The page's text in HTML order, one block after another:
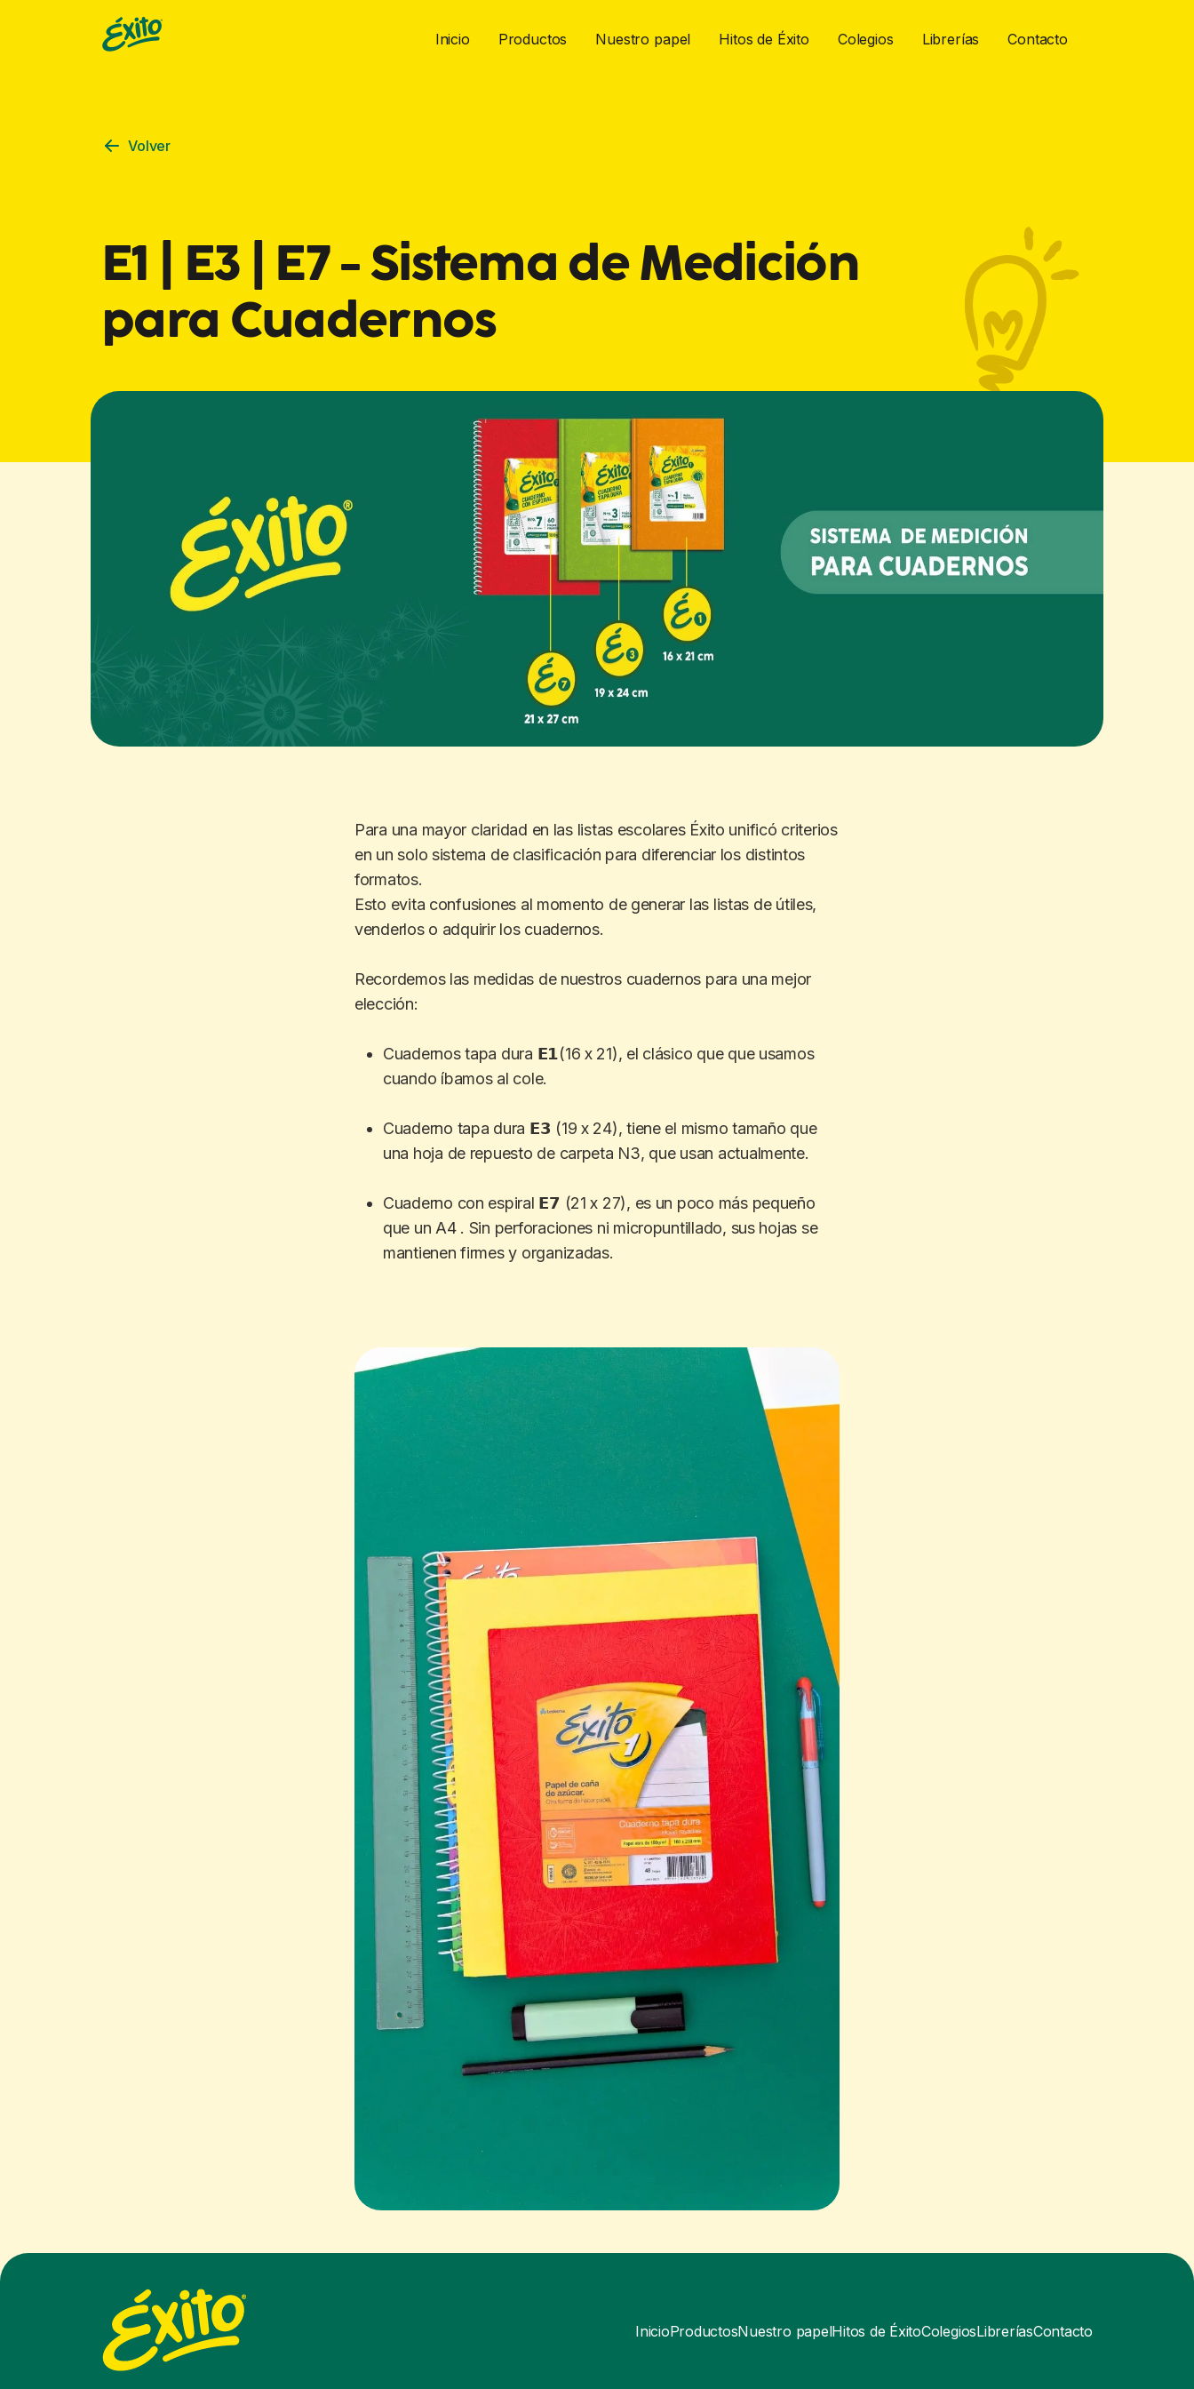
Inicio Productos Nuestro papel Hitos de Éxito Colegios Librerías Contacto
Volver
E1 | E3 | E7 - Sistema de Medición
para Cuadernos
Para una mayor claridad en las listas escolares Éxito unificó criterios
en un solo sistema de clasificación para diferenciar los distintos
formatos.
Esto evita confusiones al momento de generar las listas de útiles,
venderlos o adquirir los cuadernos.
Recordemos las medidas de nuestros cuadernos para una mejor
elección:
Cuadernos tapa dura 𝗘𝟭(16 x 21), el clásico que que usamos
cuando íbamos al cole.
Cuaderno tapa dura 𝗘𝟯 (19 x 24), tiene el mismo tamaño que
una hoja de repuesto de carpeta N3, que usan actualmente.
Cuaderno con espiral 𝗘𝟳 (21 x 27), es un poco más pequeño
que un A4 . Sin perforaciones ni micropuntillado, sus hojas se
mantienen firmes y organizadas.
InicioProductosNuestro papelHitos de ÉxitoColegiosLibreríasContacto